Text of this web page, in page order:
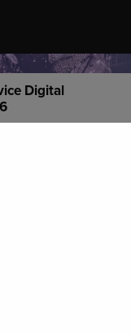
Digital